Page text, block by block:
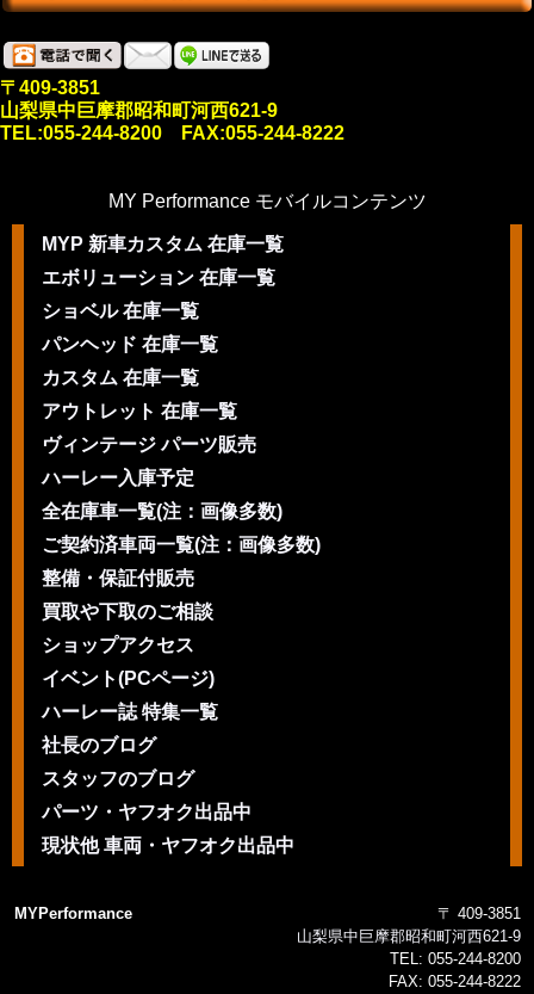
〒409-3851
山梨県中巨摩郡昭和町河西621-9
TEL:055-244-8200 FAX:055-244-8222
MY Performance モバイルコンテンツ
MYP 新車カスタム 在庫一覧
エボリューション 在庫一覧
ショベル 在庫一覧
パンヘッド 在庫一覧
カスタム 在庫一覧
アウトレット 在庫一覧
ヴィンテージ パーツ販売
ハーレー入庫予定
全在庫車一覧(注：画像多数)
ご契約済車両一覧(注：画像多数)
整備・保証付販売
買取や下取のご相談
ショップアクセス
イベント(PCページ)
ハーレー誌 特集一覧
社長のブログ
スタッフのブログ
パーツ・ヤフオク出品中
現状他 車両・ヤフオク出品中
MYPerformance
〒 409-3851
山梨県中巨摩郡昭和町河西621-9
TEL: 055-244-8200
FAX: 055-244-8222